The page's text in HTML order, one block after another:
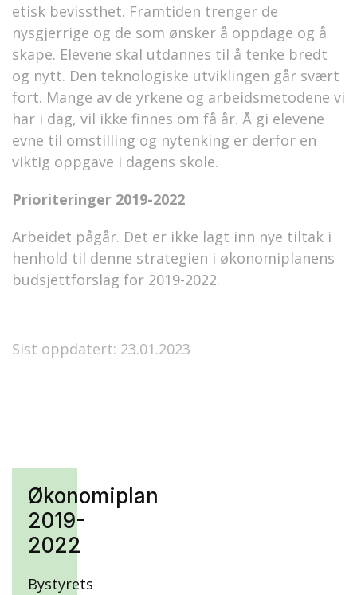
Økonomiplan
2019-
2022
Bystyrets
etisk bevissthet. Framtiden trenger de
nysgjerrige og de som ønsker å oppdage og å
skape. Elevene skal utdannes til å tenke bredt
og nytt. Den teknologiske utviklingen går svært
fort. Mange av de yrkene og arbeidsmetodene vi
har i dag, vil ikke finnes om få år. Å gi elevene
evne til omstilling og nytenking er derfor en
viktig oppgave i dagens skole.
Prioriteringer 2019-2022
Arbeidet pågår. Det er ikke lagt inn nye tiltak i
henhold til denne strategien i økonomiplanens
budsjettforslag for 2019-2022.
Sist oppdatert: 23.01.2023